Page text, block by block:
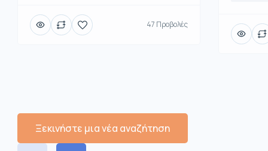
47 Προβολές
Ξεκινήστε μια νέα αναζήτηση